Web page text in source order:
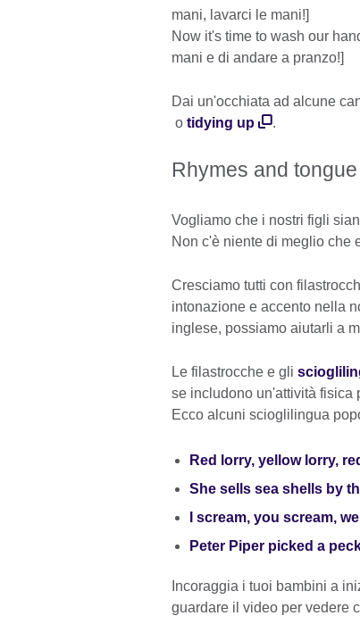
mani, lavarci le mani!]
Now it's time to wash our
mani e di andare a pranzo!]
Dai un'occhiata ad alcune
o tidying up .
Rhymes and
Vogliamo che i nostri figli
Non c'è niente di meglio che
Cresciamo tutti con
intonazione e accento nella
inglese, possiamo aiutarli a
Le filastrocche e gli
se includono un'attività fisica
Ecco alcuni scioglilingua
Red lorry, yellow lorry,
She sells sea shells by
I scream, you scream,
Peter Piper picked a
Incoraggia i tuoi bambini a
guardare il video per vedere